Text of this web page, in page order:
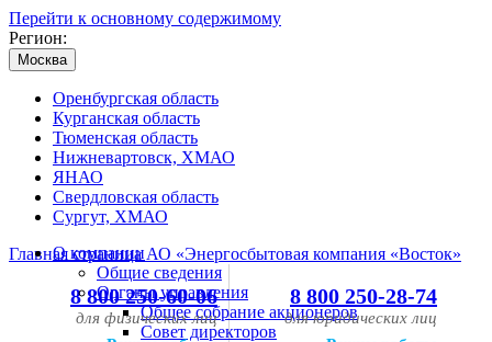
Перейти к основному содержимому
Регион:
Москва
Оренбургская область
Курганская область
Тюменская область
Нижневартовск, ХМАО
ЯНАО
Свердловская область
Сургут, ХМАО
Главная страница АО «Энергосбытовая компания «Восток»
8 800 250-60-06
для физических лиц
8 800 250-28-74
для юридических лиц
О компании
Общие сведения
Органы управления
Общее собрание акционеров
Совет директоров